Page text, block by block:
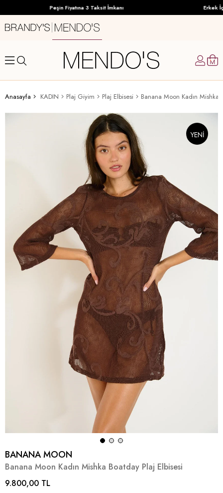
Peşin Fiyatına 3 Taksit İmkanı Erkek
Anasayfa KADIN Plaj Giyim Plaj Elbisesi Banana Moon Kadın Mishka
YENI
BANANA MOON
Banana Moon Kadın Mishka Boatday Plaj Elbisesi
9.800,00 TL